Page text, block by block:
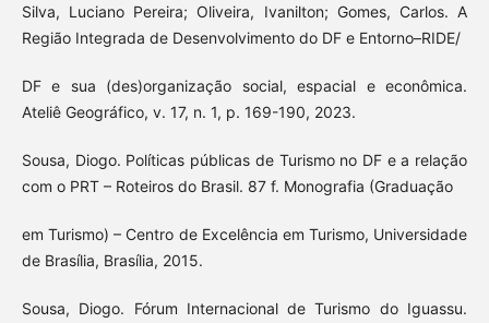
Silva, Luciano Pereira; Oliveira, Ivanilton; Gomes, Carlos. A
Região Integrada de Desenvolvimento do DF e Entorno–RIDE/
DF e sua (des)organização social, espacial e econômica.
Ateliê Geográfico, v. 17, n. 1, p. 169-190, 2023.
Sousa, Diogo. Políticas públicas de Turismo no DF e a relação
com o PRT – Roteiros do Brasil. 87 f. Monografia (Graduação
em Turismo) – Centro de Excelência em Turismo, Universidade
de Brasília, Brasília, 2015.
Sousa, Diogo. Fórum Internacional de Turismo do Iguassu.